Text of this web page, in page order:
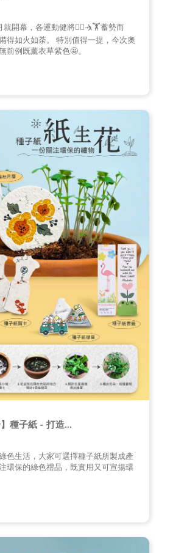
就開幕，各運動健將🚴‍♂️🤺🏋️蓄勢而
得如火如荼。 特別值得一提，今次奧
前例既薰衣草紫色🤩。
】種子紙 - 打造...
色生活，大家可選擇種子紙所製成產
環保的綠色禮品，既實用又可宣揚環